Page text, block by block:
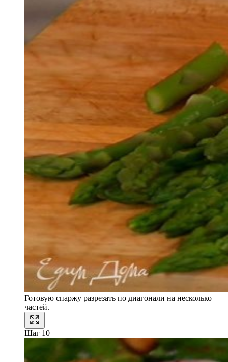
Готовую спаржу разрезать по диагонали на несколько
частей.
Шаг 10